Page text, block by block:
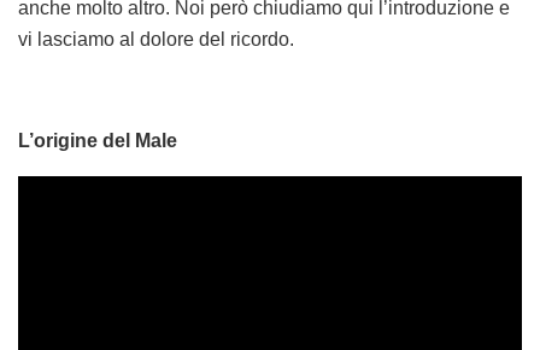
anche molto altro. Noi però chiudiamo qui l’introduzione e
vi lasciamo al dolore del ricordo.
L’origine del Male